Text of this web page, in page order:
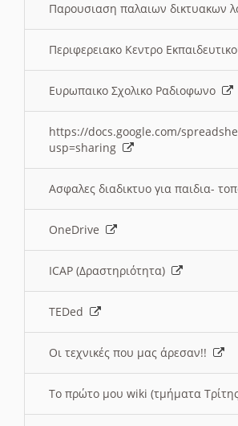
Παρουσιαση παλαιων δικτυακων
Περιφερειακο Κεντρο
Ευρωπαικο Σχολικο Ραδιοφωνο
https://docs.google.com/
usp=sharing
Ασφαλες διαδικτυο για παιδια-
OneDrive
ICAP (Δραστηριότητα)
TEDed
Οι τεχνικές που μας άρεσαν!!
Το πρώτο μου wiki (τμήματα